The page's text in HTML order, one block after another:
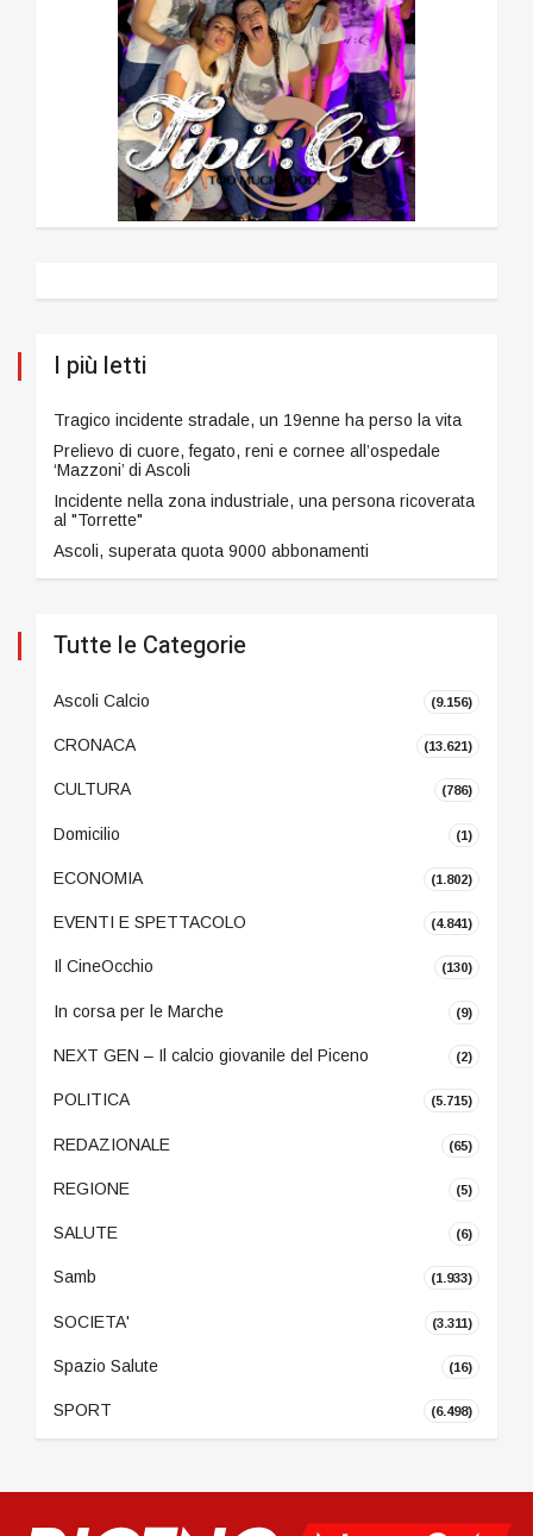
I più letti
Tragico incidente stradale, un 19enne ha perso la vita
Prelievo di cuore, fegato, reni e cornee all’ospedale
‘Mazzoni’ di Ascoli
Incidente nella zona industriale, una persona ricoverata
al "Torrette"
Ascoli, superata quota 9000 abbonamenti
Tutte le Categorie
Ascoli Calcio (9.156)
CRONACA (13.621)
CULTURA (786)
Domicilio (1)
ECONOMIA (1.802)
EVENTI E SPETTACOLO (4.841)
Il CineOcchio (130)
In corsa per le Marche (9)
NEXT GEN – Il calcio giovanile del Piceno (2)
POLITICA (5.715)
REDAZIONALE (65)
REGIONE (5)
SALUTE (6)
Samb (1.933)
SOCIETA' (3.311)
Spazio Salute (16)
SPORT (6.498)